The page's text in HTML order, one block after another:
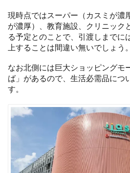
現時点ではスーパー（カスミが濃
が濃厚）、教育施設、クリニック
る予定とのことで、引渡しまでに
上することは間違い無いでしょう。
なお北側には巨大ショッピングモ
ば」があるので、生活必需品につ
す。